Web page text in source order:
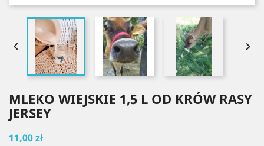
 
MLEKO WIEJSKIE 1,5 L OD KRÓW RASY
JERSEY
11,00 zł